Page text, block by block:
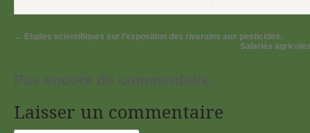
← Etudes scientifiques sur l’exposition des riverains aux pesticides.
Salariés
Pas encore de commentaire.
Laisser un commentaire